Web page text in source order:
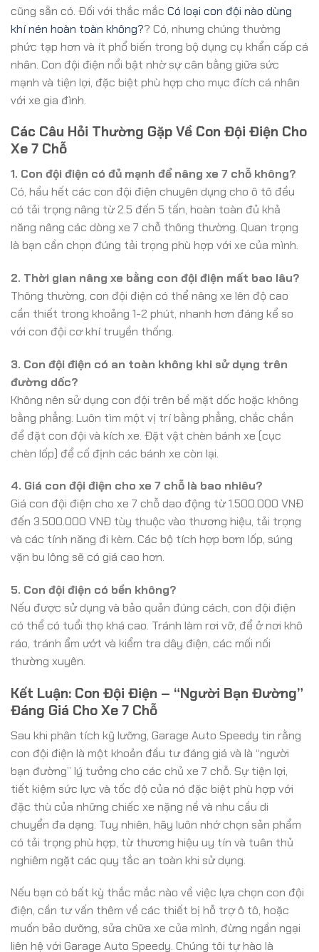
cũng sẵn có. Đối với thắc mắc Có loại con đội nào dùng
khí nén hoàn toàn không?? Có, nhưng chúng thường
phức tạp hơn và ít phổ biến trong bộ dụng cụ khẩn cấp cá
nhân. Con đội điện nổi bật nhờ sự cân bằng giữa sức
mạnh và tiện lợi, đặc biệt phù hợp cho mục đích cá nhân
với xe gia đình.
Các Câu Hỏi Thường Gặp Về Con Đội Điện Cho
Xe 7 Chỗ
1. Con đội điện có đủ mạnh để nâng xe 7 chỗ không?
Có, hầu hết các con đội điện chuyên dụng cho ô tô đều
có tải trọng nâng từ 2.5 đến 5 tấn, hoàn toàn đủ khả
năng nâng các dòng xe 7 chỗ thông thường. Quan trọng
là bạn cần chọn đúng tải trọng phù hợp với xe của mình.
2. Thời gian nâng xe bằng con đội điện mất bao lâu?
Thông thường, con đội điện có thể nâng xe lên độ cao
cần thiết trong khoảng 1-2 phút, nhanh hơn đáng kể so
với con đội cơ khí truyền thống.
3. Con đội điện có an toàn không khi sử dụng trên
đường dốc?
Không nên sử dụng con đội trên bề mặt dốc hoặc không
bằng phẳng. Luôn tìm một vị trí bằng phẳng, chắc chắn
để đặt con đội và kích xe. Đặt vật chèn bánh xe (cục
chèn lốp) để cố định các bánh xe còn lại.
4. Giá con đội điện cho xe 7 chỗ là bao nhiêu?
Giá con đội điện cho xe 7 chỗ dao động từ 1.500.000 VNĐ
đến 3.500.000 VNĐ tùy thuộc vào thương hiệu, tải trọng
và các tính năng đi kèm. Các bộ tích hợp bơm lốp, súng
vặn bu lông sẽ có giá cao hơn.
5. Con đội điện có bền không?
Nếu được sử dụng và bảo quản đúng cách, con đội điện
có thể có tuổi thọ khá cao. Tránh làm rơi vỡ, để ở nơi khô
ráo, tránh ẩm ướt và kiểm tra dây điện, các mối nối
thường xuyên.
Kết Luận: Con Đội Điện – “Người Bạn Đường”
Đáng Giá Cho Xe 7 Chỗ
Sau khi phân tích kỹ lưỡng, Garage Auto Speedy tin rằng
con đội điện là một khoản đầu tư đáng giá và là “người
bạn đường” lý tưởng cho các chủ xe 7 chỗ. Sự tiện lợi,
tiết kiệm sức lực và tốc độ của nó đặc biệt phù hợp với
đặc thù của những chiếc xe nặng nề và nhu cầu di
chuyển đa dạng. Tuy nhiên, hãy luôn nhớ chọn sản phẩm
có tải trọng phù hợp, từ thương hiệu uy tín và tuân thủ
nghiêm ngặt các quy tắc an toàn khi sử dụng.
Nếu bạn có bất kỳ thắc mắc nào về việc lựa chọn con đội
điện, cần tư vấn thêm về các thiết bị hỗ trợ ô tô, hoặc
muốn bảo dưỡng, sửa chữa xe của mình, đừng ngần ngại
liên hệ với Garage Auto Speedy. Chúng tôi tự hào là